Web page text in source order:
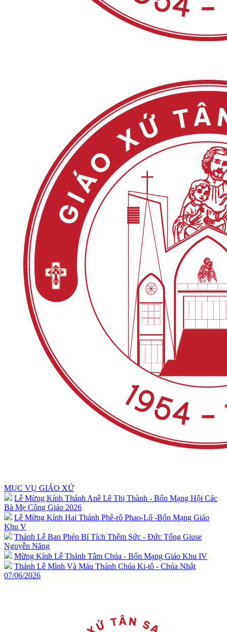
MỤC VỤ GIÁO XỨ
Lễ Mừng Kính Thánh Anê Lê Thị Thành - Bổn Mạng Hội Các
Bà Mẹ Công Giáo 2026
Lễ Mừng Kính Hai Thánh Phê-rô Phao-Lô -Bổn Mạng Giáo
Khu V
Thánh Lễ Ban Phép Bí Tích Thêm Sức - Đức Tổng Giuse
Nguyễn Năng
Mừng Kính Lễ Thánh Tâm Chúa - Bổn Mạng Giáo Khu IV
Thánh Lễ Mình Và Máu Thánh Chúa Ki-tô - Chúa Nhật
07/06/2026